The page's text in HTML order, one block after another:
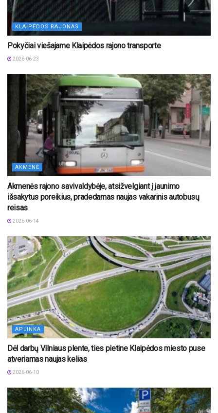
KLAIPĖDOS RAJONAS
Pokyčiai viešajame Klaipėdos rajono transporte
2026-06-23
AKMENĖ
Akmenės rajono savivaldybėje, atsižvelgiant į jaunimo
išsakytus poreikius, pradedamas naujas vakarinis autobusų
reisas
2026-06-14
APLINKA
Dėl darbų Vilniaus plente, ties pietine Klaipėdos miesto puse
atveriamas naujas kelias
2026-06-10